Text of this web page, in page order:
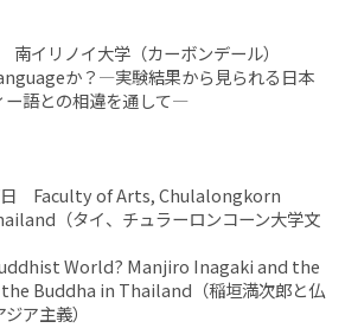
イリノイ大学（カーボンデール）
か？―実験結果から見られる日本
ー語との相違を通して―
日 Faculty of Arts, Chulalongkorn
（タイ、チュラーロンコーン大学文
World? Manjiro Inagaki and the
Buddha in Thailand（稲垣満次郎と仏
ア主義）